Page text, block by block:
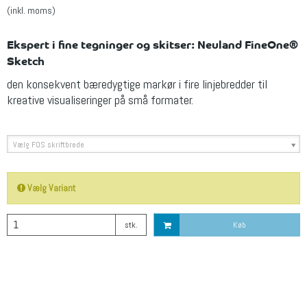
(inkl. moms)
Ekspert i fine tegninger og skitser: Neuland FineOne®
Sketch
den konsekvent bæredygtige markør i fire linjebredder til
kreative visualiseringer på små formater.
Vælg FOS skriftbrede
Vælg Variant
stk. Køb